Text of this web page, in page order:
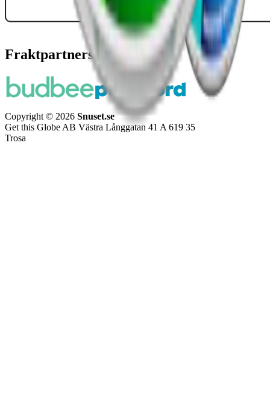
Fraktpartners
Copyright © 2026 Snuset.se
Get this Globe AB Västra Långgatan 41 A 619 35
Trosa